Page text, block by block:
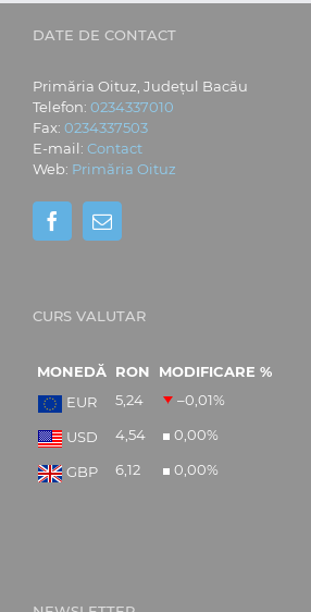
DATE DE CONTACT
Primăria Oituz, Județul Bacău
Telefon: 0234337010
Fax: 0234337503
E-mail: Contact
Web: Primăria Oituz
CURS VALUTAR
MONEDĂ RON
MODIFICARE %
EUR
5,24 –0,01%
USD 4,54 0,00%
GBP 6,12 0,00%